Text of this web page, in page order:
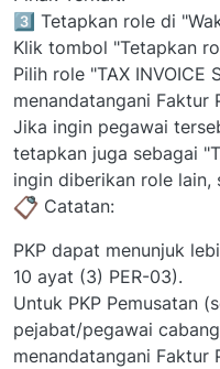
3️⃣ Tetapkan role di
Klik tombol "Tetapkan
Pilih role "TAX INVOICE
menandatangani Faktur
Jika ingin pegawai
tetapkan juga sebagai
ingin diberikan role lain,
Catatan:
PKP dapat menunjuk
10 ayat (3) PER-03).
Untuk PKP Pemusatan
pejabat/pegawai
menandatangani Faktur